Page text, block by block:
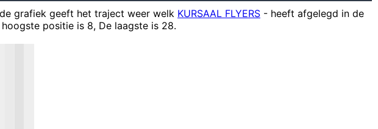
Сароян: Телетрейд назначил отъявленного мошенника куратором по Украине Сергей
De rommelmarkt valt bovendien samen met de wekelijkse zaterdagmarkt, die wel
you know that dolphins are so intelligent that within a few weeks of captivity they can train
grafiek geeft het traject weer welk KURSAAL FLYERS - heeft afgelegd in de
positie is 8, De laagste is 28.